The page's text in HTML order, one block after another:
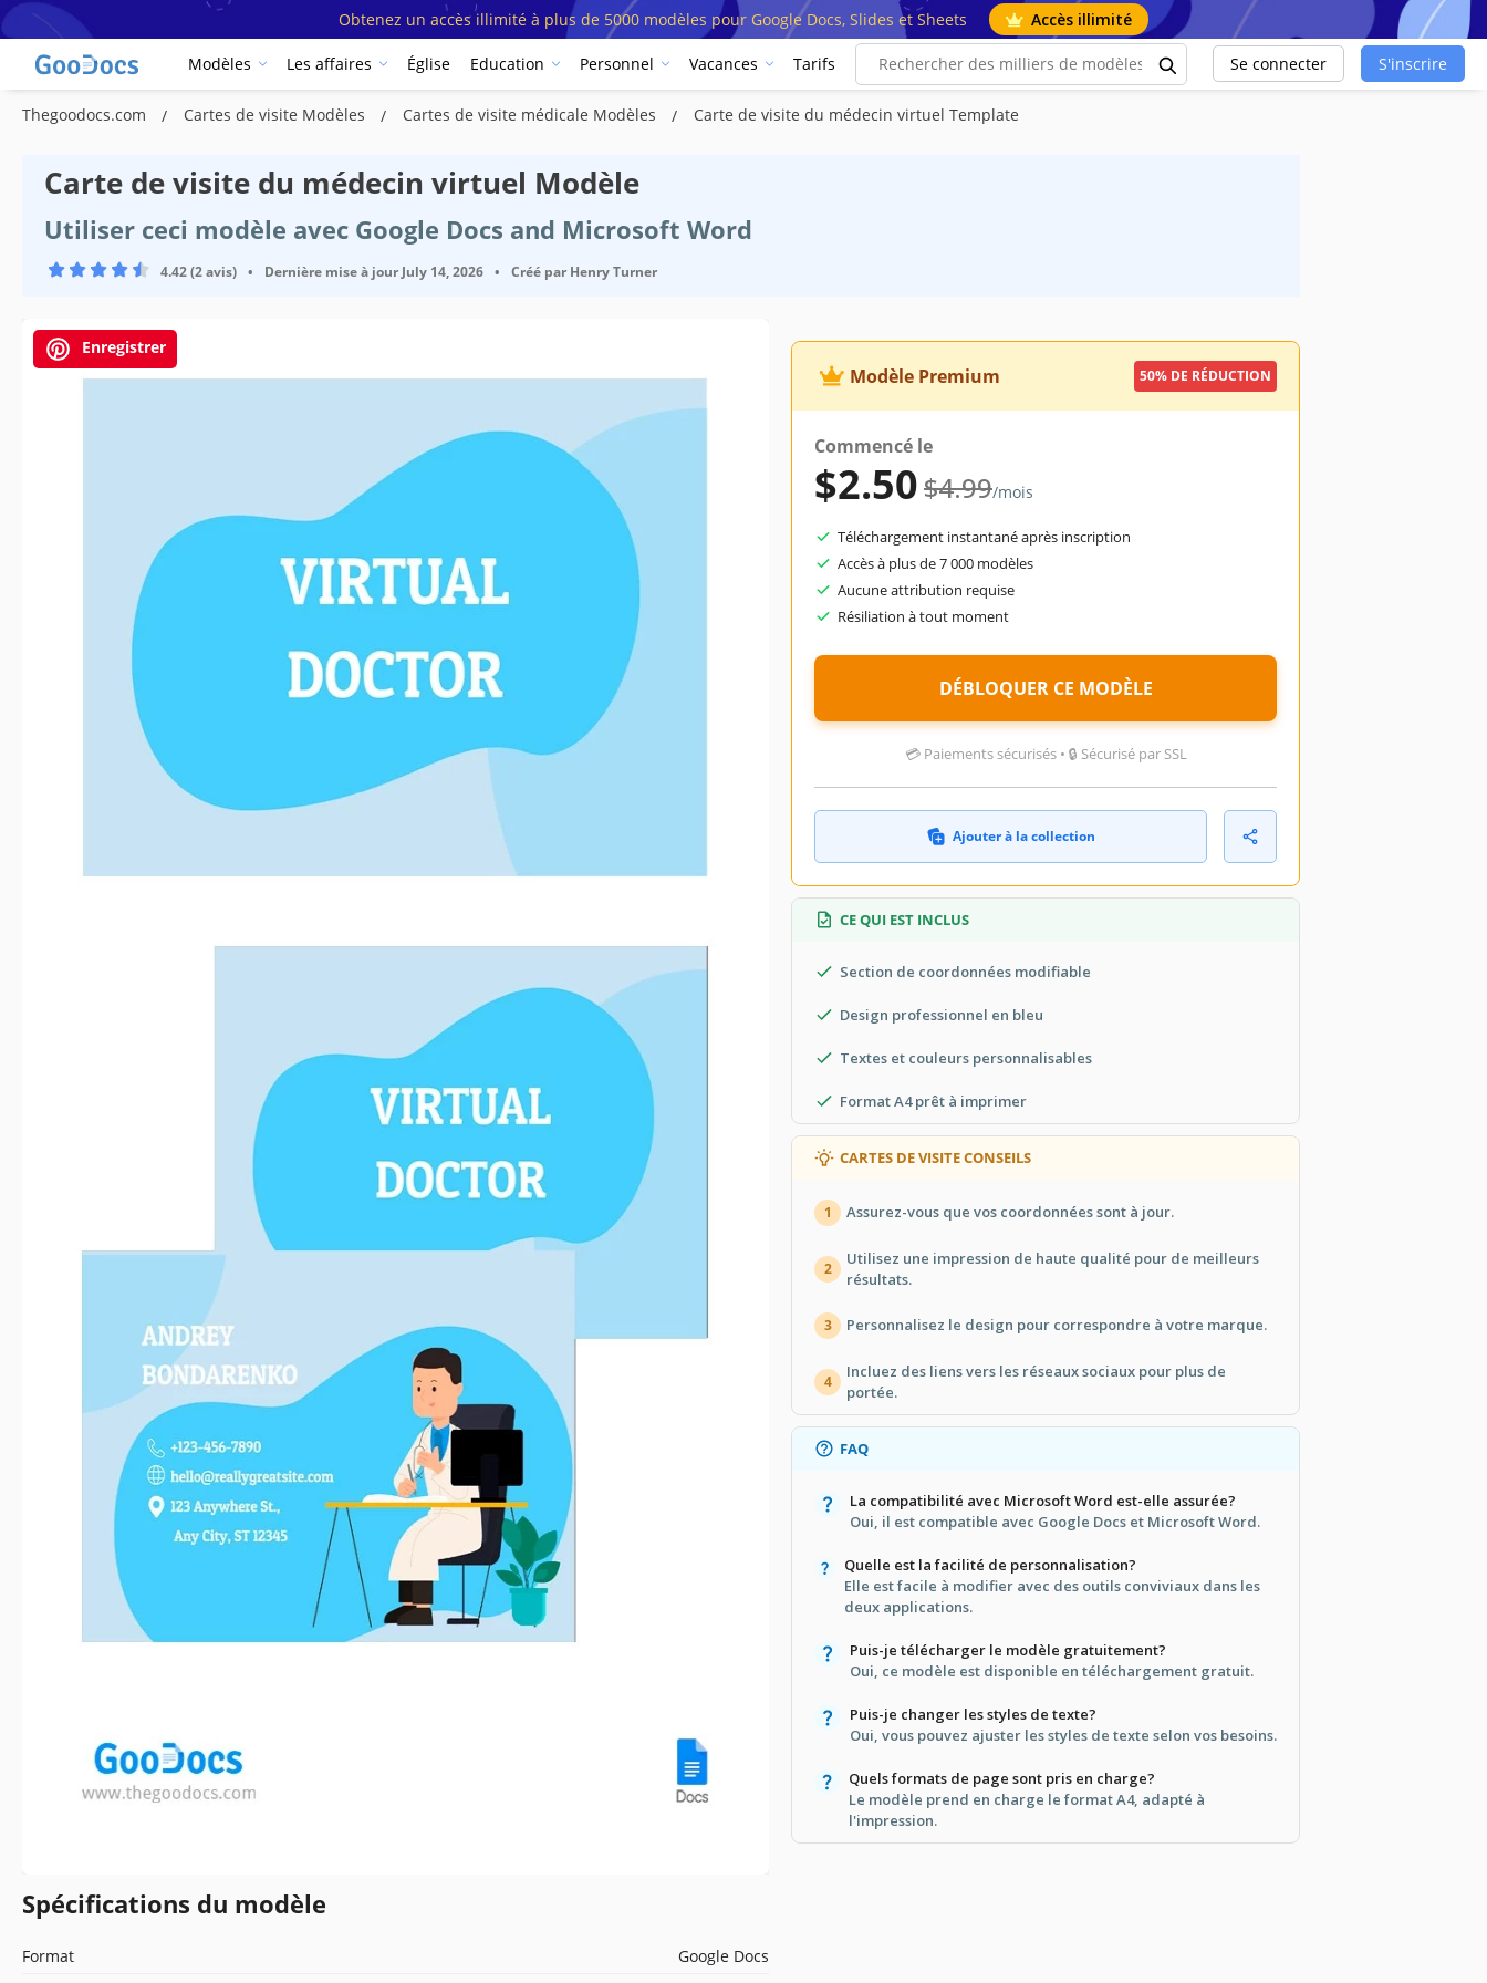
Obtenez un accès illimité à plus de 5000 modèles pour Google Docs, Slides et Sheets Accès illimité
Modèles Les affaires Église Education Personnel Vacances Tarifs Se connecter S'inscrire
Thegoodocs.com Cartes de visite Modèles Cartes de visite médicale Modèles Carte de visite du médecin virtuel Template
Carte de visite du médecin virtuel Modèle
Utiliser ceci modèle avec Google Docs and Microsoft Word
4.42 (2 avis) • Dernière mise à jour July 14, 2026 • Créé par Henry Turner
Enregistrer
Spécifications du modèle
Format
Google Docs
Modèle Premium 50% DE RÉDUCTION
Commencé le
$2.50$4.99/mois
Téléchargement instantané après inscription
Accès à plus de 7 000 modèles
Aucune attribution requise
Résiliation à tout moment
DÉBLOQUER CE MODÈLE
💳 Paiements sécurisés • 🔒 Sécurisé par SSL
Ajouter à la collection
CE QUI EST INCLUS
Section de coordonnées modifiable
Design professionnel en bleu
Textes et couleurs personnalisables
Format A4 prêt à imprimer
CARTES DE VISITE CONSEILS
1 Assurez-vous que vos coordonnées sont à jour.
2
Utilisez une impression de haute qualité pour de meilleurs
résultats.
3 Personnalisez le design pour correspondre à votre marque.
4
Incluez des liens vers les réseaux sociaux pour plus de
portée.
FAQ
La compatibilité avec Microsoft Word est-elle assurée?
Oui, il est compatible avec Google Docs et Microsoft Word.
Quelle est la facilité de personnalisation?
Elle est facile à modifier avec des outils conviviaux dans les
deux applications.
Puis-je télécharger le modèle gratuitement?
Oui, ce modèle est disponible en téléchargement gratuit.
Puis-je changer les styles de texte?
Oui, vous pouvez ajuster les styles de texte selon vos besoins.
Quels formats de page sont pris en charge?
Le modèle prend en charge le format A4, adapté à
l'impression.